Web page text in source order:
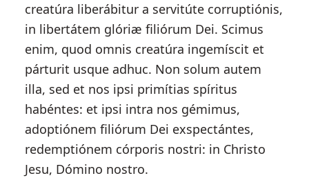
creatúra liberábitur a servitúte corruptiónis,
in libertátem glóriæ filiórum Dei. Scimus
enim, quod omnis creatúra ingemíscit et
párturit usque adhuc. Non solum autem
illa, sed et nos ipsi primítias spíritus
habéntes: et ipsi intra nos gémimus,
adoptiónem filiórum Dei exspectántes,
redemptiónem córporis nostri: in Christo
Jesu, Dómino nostro.